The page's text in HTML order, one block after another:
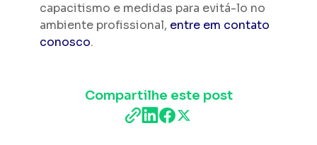
capacitismo e medidas para evitá-lo no
ambiente profissional, entre em contato
conosco.
Compartilhe este post